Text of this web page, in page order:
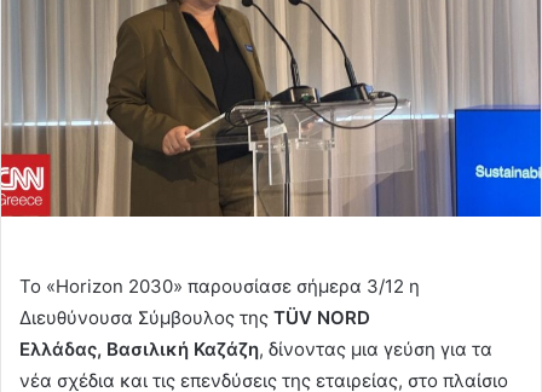
Το «Horizon 2030» παρουσίασε σήμερα 3/12 η
Διευθύνουσα Σύμβουλος της TÜV NΟRD
Ελλάδας, Βασιλική Καζάζη, δίνοντας μια γεύση για τα
νέα σχέδια και τις επενδύσεις της εταιρείας, στο πλαίσιο